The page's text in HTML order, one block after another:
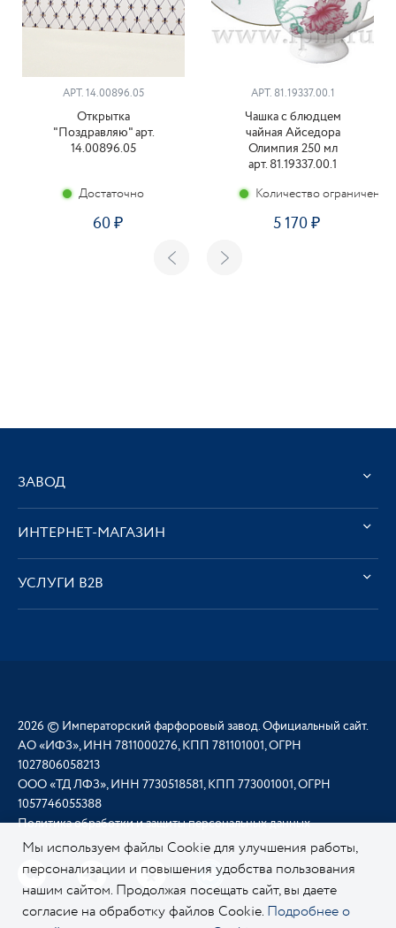
АРТ. 14.00896.05
Открытка
"Поздравляю" арт.
14.00896.05
Достаточно
60
АРТ. 81.19337.00.1
Чашка с блюдцем
чайная Айседора
Олимпия 250 мл
арт. 81.19337.00.1
Количество ограничено
5 170
ЗАВОД
ИНТЕРНЕТ-МАГАЗИН
УСЛУГИ В2В
2026 © Императорский фарфоровый завод. Официальный сайт.
АО «ИФЗ», ИНН 7811000276, КПП 781101001, ОГРН
1027806058213
ООО «ТД ЛФЗ», ИНН 7730518581, КПП 773001001, ОГРН
1057746055388
Политика обработки и защиты персональных данных
Мы используем файлы Cookie для улучшения работы,
персонализации и повышения удобства пользования
нашим сайтом. Продолжая посещать сайт, вы даете
согласие на обработку файлов Cookie. Подробнее о